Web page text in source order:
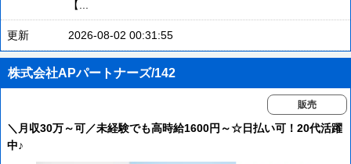
【...
更新 2026-08-02 00:31:55
株式会社APパートナーズ/142
販売
＼月収30万～可／未経験でも高時給1600円～☆日払い可！20代活躍
中♪